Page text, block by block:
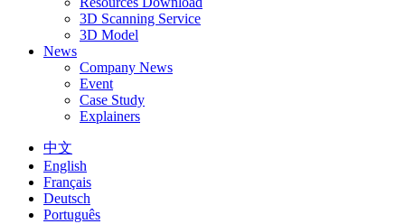
3D Scanning Service
3D Model
News
Company News
Event
Case Study
Explainers
中文
English
Français
Deutsch
Português